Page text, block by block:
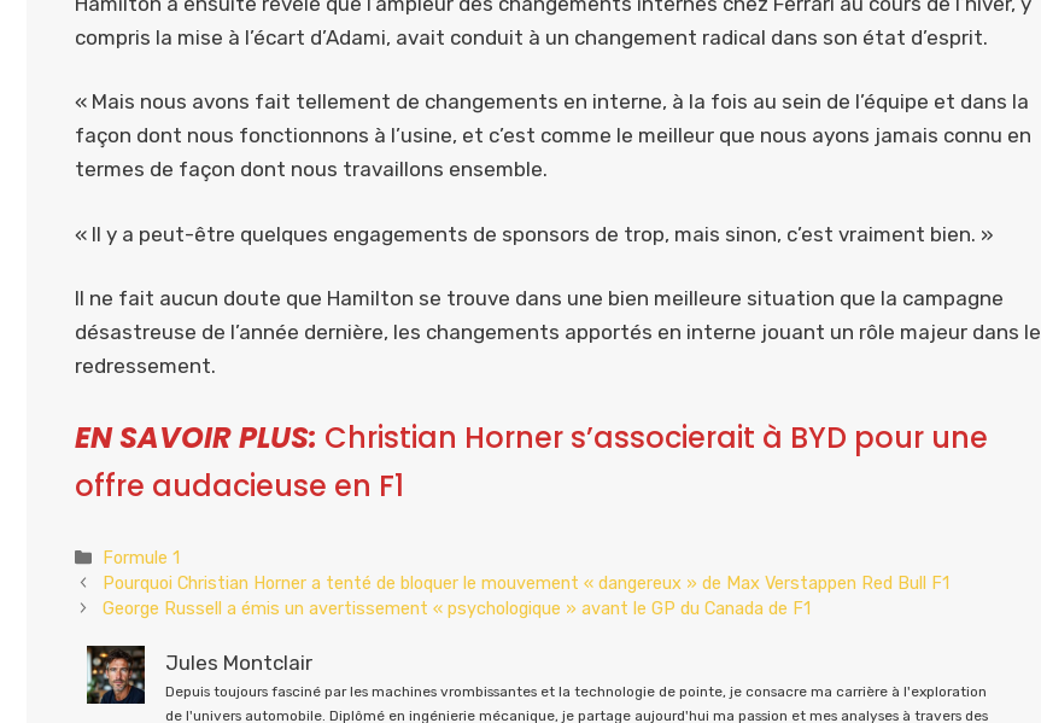
compris la mise à l’écart d’Adami, avait conduit à un changement radical dans son état d’esprit.
« Mais nous avons fait tellement de changements en interne, à la fois au sein de l’équipe et dans la
façon dont nous fonctionnons à l’usine, et c’est comme le meilleur que nous ayons jamais connu en
termes de façon dont nous travaillons ensemble.
« Il y a peut-être quelques engagements de sponsors de trop, mais sinon, c’est vraiment bien. »
Il ne fait aucun doute que Hamilton se trouve dans une bien meilleure situation que la campagne
désastreuse de l’année dernière, les changements apportés en interne jouant un rôle majeur dans le
redressement.
EN SAVOIR PLUS: Christian Horner s’associerait à BYD pour une
offre audacieuse en F1
Catégories
Formule 1
Pourquoi Christian Horner a tenté de bloquer le mouvement « dangereux » de Max Verstappen Red Bull F1
George Russell a émis un avertissement « psychologique » avant le GP du Canada de F1
Jules Montclair
Depuis toujours fasciné par les machines vrombissantes et la technologie de pointe, je consacre ma carrière à l'exploration
de l'univers automobile. Diplômé en ingénierie mécanique, je partage aujourd'hui ma passion et mes analyses à travers des